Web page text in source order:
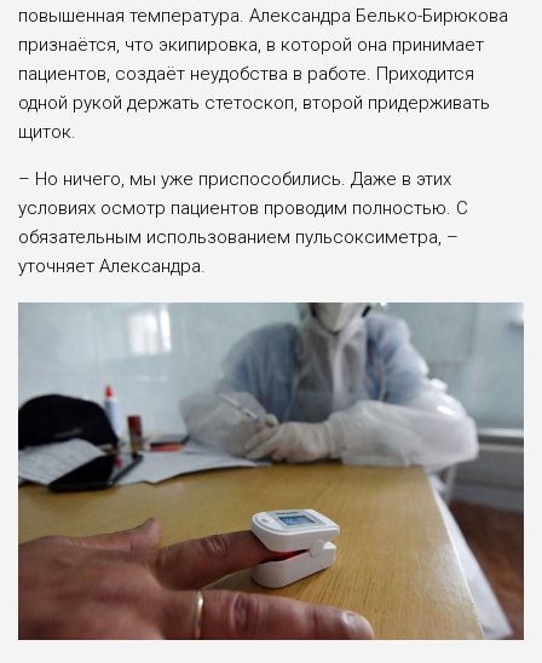
повышенная температура. Александра Белько-Бирюкова
признаётся, что экипировка, в которой она принимает
пациентов, создаёт неудобства в работе. Приходится
одной рукой держать стетоскоп, второй придерживать
щиток.
– Но ничего, мы уже приспособились. Даже в этих
условиях осмотр пациентов проводим полностью. С
обязательным использованием пульсоксиметра, –
уточняет Александра.